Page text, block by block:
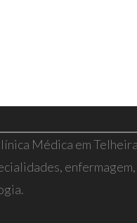
Médica em